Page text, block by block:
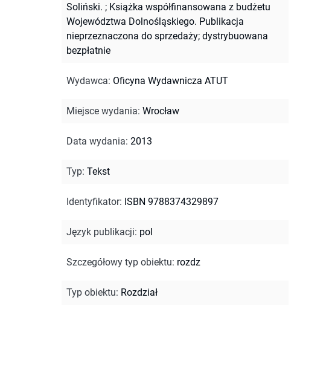
Soliński. ; Książka współfinansowana z budżetu
Województwa Dolnośląskiego. Publikacja
nieprzeznaczona do sprzedaży; dystrybuowana
bezpłatnie
Wydawca: Oficyna Wydawnicza ATUT
Miejsce wydania: Wrocław
Data wydania: 2013
Typ: Tekst
Identyfikator: ISBN 9788374329897
Język publikacji: pol
Szczegółowy typ obiektu: rozdz
Typ obiektu: Rozdział